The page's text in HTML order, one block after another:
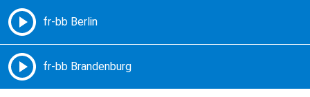
Freie Radios – Berlin Brandenburg